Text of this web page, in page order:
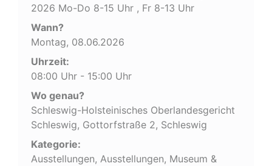
2026 Mo-Do 8-15 Uhr , Fr 8-13 Uhr
Wann?
Montag, 08.06.2026
Uhrzeit:
08:00 Uhr - 15:00 Uhr
Wo genau?
Schleswig-Holsteinisches Oberlandesgericht
Schleswig, Gottorfstraße 2, Schleswig
Kategorie:
Ausstellungen, Ausstellungen, Museum &